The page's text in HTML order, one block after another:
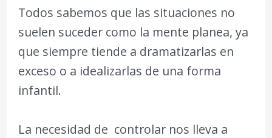
Todos sabemos que las situaciones no
suelen suceder como la mente planea, ya
que siempre tiende a dramatizarlas en
exceso o a idealizarlas de una forma
infantil.
La necesidad de controlar nos lleva a